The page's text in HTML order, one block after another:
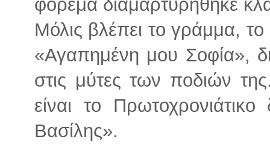
φόρεμα διαμαρτυρήθηκε
Μόλις βλέπει το γράμμα, το
«Αγαπημένη μου Σοφία»,
στις μύτες των ποδιών
είναι το
Βασίλης».